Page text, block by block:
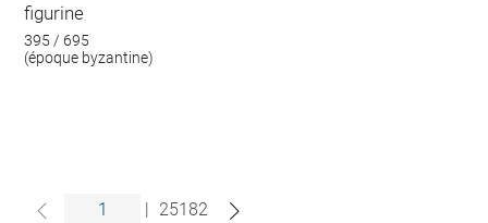
figurine
395 / 695
(époque byzantine)
| 25182